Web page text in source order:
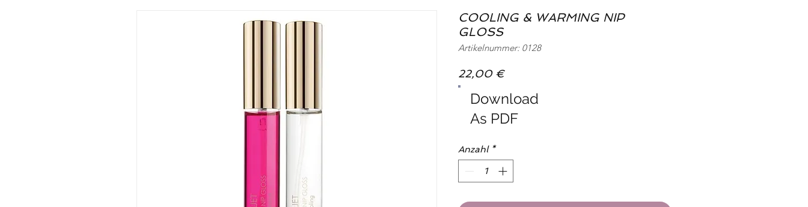
COOLING & WARMING NIP
GLOSS
Artikelnummer: 0128
22,00 €Preis
Download
As PDF
Anzahl *